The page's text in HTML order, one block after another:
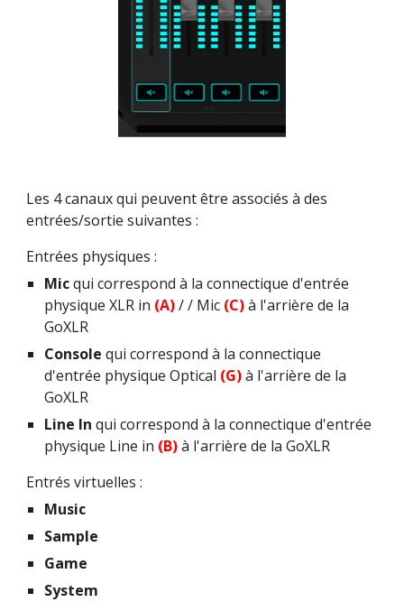
Les 4 canaux qui peuvent être associés à des
entrées/sortie suivantes :
Entrées physiques :
Mic qui correspond à la connectique d'entrée
physique XLR in (A) / / Mic (C) à l'arrière de la
GoXLR
Console qui correspond à la connectique
d'entrée physique Optical (G) à l'arrière de la
GoXLR
Line In qui correspond à la connectique d'entrée
physique Line in (B) à l'arrière de la GoXLR
Entrés virtuelles :
Music
Sample
Game
System